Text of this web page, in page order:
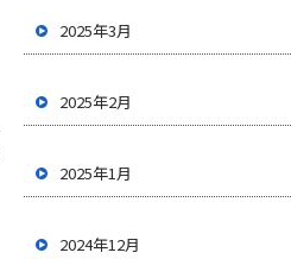
2025年3月
2025年2月
2025年1月
2024年12月